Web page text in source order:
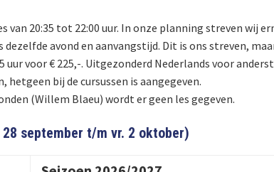
van 20:35 tot 22:00 uur. In onze planning streven wij
avond en aanvangstijd. Dit is ons streven,
uur voor € 225,-. Uitgezonderd Nederlands voor
hetgeen bij de cursussen is aangegeven.
(Willem Blaeu) wordt er geen les gegeven.
28 september t/m vr. 2 oktober)